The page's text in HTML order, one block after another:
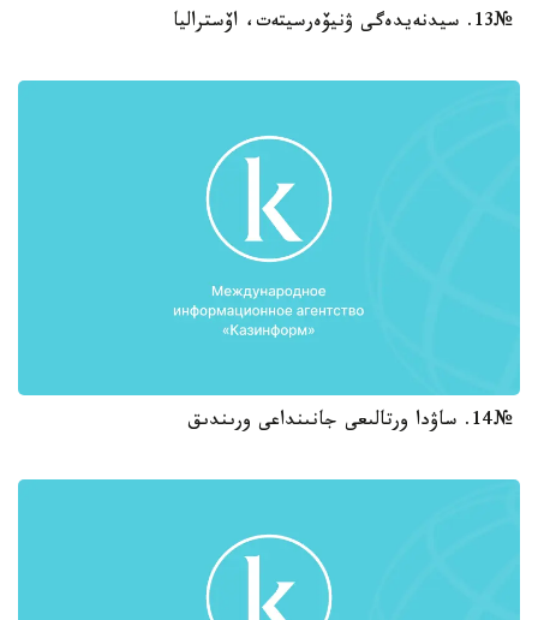
№13. سيدنەيدەگى ۋنيۆەرسيتەت، اۆستراليا
№14. ساۋدا ورتالىعى جانىنداعى ورىندىق